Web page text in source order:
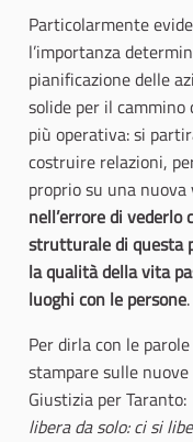
Particolarmente
l’importanza
pianificazione delle
solide per il
più operativa: si
costruire relazioni,
proprio su una nuova
nell’errore di vederlo
strutturale di questa
la qualità della vita
luoghi con le persone.
Per dirla con le
stampare sulle
Giustizia per Taranto:
libera da solo: ci si